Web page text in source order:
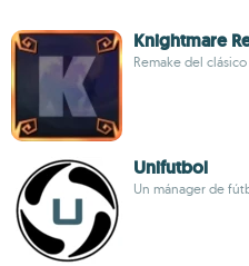
Knightmare
Remake del
Unifutbol
Un mánager de